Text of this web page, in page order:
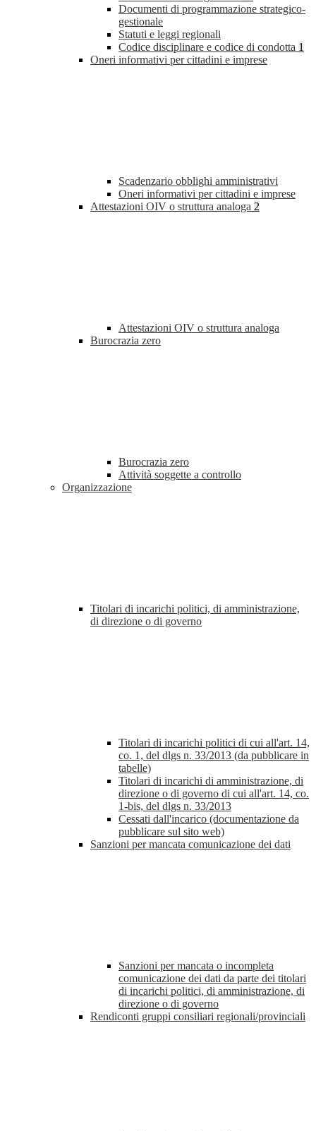
Documenti di programmazione strategico-
gestionale
Statuti e leggi regionali
Codice disciplinare e codice di condotta 1
Oneri informativi per cittadini e imprese
Scadenzario obblighi amministrativi
Oneri informativi per cittadini e imprese
Attestazioni OIV o struttura analoga 2
Attestazioni OIV o struttura analoga
Burocrazia zero
Burocrazia zero
Attività soggette a controllo
Organizzazione
Titolari di incarichi politici, di amministrazione,
di direzione o di governo
Titolari di incarichi politici di cui all'art. 14,
co. 1, del dlgs n. 33/2013 (da pubblicare in
tabelle)
Titolari di incarichi di amministrazione, di
direzione o di governo di cui all'art. 14, co.
1-bis, del dlgs n. 33/2013
Cessati dall'incarico (documentazione da
pubblicare sul sito web)
Sanzioni per mancata comunicazione dei dati
Sanzioni per mancata o incompleta
comunicazione dei dati da parte dei titolari
di incarichi politici, di amministrazione, di
direzione o di governo
Rendiconti gruppi consiliari regionali/provinciali